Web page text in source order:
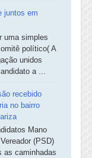
juntos em
uma simples
político( A
unidos
a ...
recebido
no bairro
Mano
(PSD)
as caminhadas